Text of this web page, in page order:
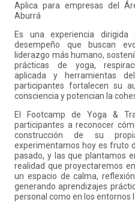
Aplica para empresas del
Aburrá
Es una experiencia
desempeño que buscan
liderazgo más humano,
prácticas de yoga,
aplicada y herramientas
participantes fortalecen su
consciencia y potencian la
El Footcamp de Yoga &
participantes a reconocer
construcción de su
experimentamos hoy es fruto
pasado, y las que plantamos
realidad que proyectaremos
un espacio de calma,
generando aprendizajes
personal como en los entornos